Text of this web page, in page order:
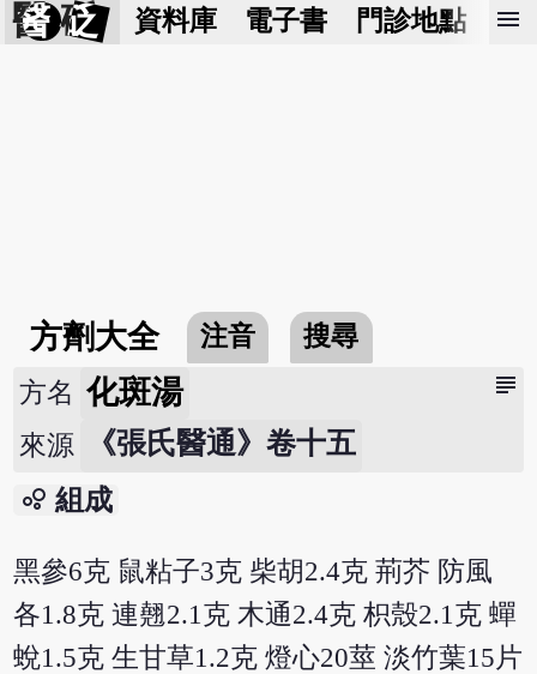
醫 砭 資料庫 電子書 門診地點 預
menu
方劑大全 注音 搜尋
subject
方名 化斑湯
來源 《張氏醫通》卷十五
bubble_chart 組成
黑參6克 鼠粘子3克 柴胡2.4克 荊芥 防風
各1.8克 連翹2.1克 木通2.4克 枳殼2.1克 蟬
蛻1.5克 生甘草1.2克 燈心20莖 淡竹葉15片